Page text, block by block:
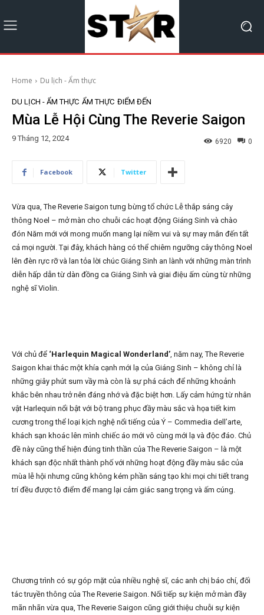
Home Du lịch - Ẩm thực
DU LỊCH - ẨM THỰC ẨM THỰC ĐIỂM ĐẾN
Mùa Lễ Hội Cùng The Reverie Saigon
9 Tháng 12, 2024 0
6920
Facebook Twitter
Vừa qua, The Reverie Saigon tưng bừng tổ chức Lễ thắp sáng cây
thông Noel – mở màn cho chuỗi các hoạt động Giáng Sinh và chào
đón Năm mới với mong muốn mang lại niềm vui và sự may mắn đến tất
cả mọi người. Tại đây, khách hàng có thể chiêm ngưỡng cây thông Noel
lên đèn rực rỡ và lan tỏa lời chúc Giáng Sinh an lành với những màn trình
diễn hấp dẫn từ dàn đồng ca Giáng Sinh và giai điệu ấm cùng từ những
nghệ sĩ Violin.
Với chủ để ‘Harlequin Magical Wonderland’, năm nay, The Reverie
Saigon khai thác một khía cạnh mới lạ của Giáng Sinh – không chỉ là
những giây phút sum vầy mà còn là sự phá cách để những khoảnh
khắc bên nhau trở nên đáng nhớ và đặc biệt hơn. Lấy cảm hứng từ nhân
vật Harlequin nổi bật với bộ trang phục đầy màu sắc và họa tiết kim
cương trong thể loại kịch nghệ nổi tiếng của Ý – Commedia dell’arte,
khách sạn khoác lên mình chiếc áo mới vô cùng mới lạ và độc đáo. Chủ
đề này cũng thể hiện đúng tinh thần của The Reverie Saigon – là một
khách sạn độc nhất thành phố với những hoạt động đầy màu sắc của
mùa lễ hội nhưng cũng không kém phần sáng tạo khi mọi chi tiết trang
trí đều được tô điểm để mang lại cảm giác sang trọng và ấm cúng.
Chương trình có sự góp mặt của nhiều nghệ sĩ, các anh chị báo chí, đối
tác truyền thông của The Reverie Saigon. Nối tiếp sự kiện mở màn đầy
mãn nhãn vừa qua, The Reverie Saigon cũng giới thiệu chuỗi sự kiện